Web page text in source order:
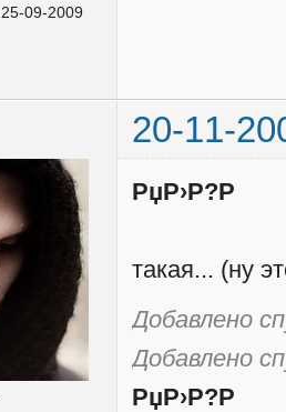
25-09-2009
20-11-
РџР›Р?Р
такая... (ну
Добавлено
Добавлено
РџР›Р?Р